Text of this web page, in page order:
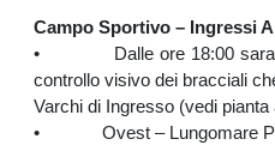
Campo Sportivo – Ingressi
• Dalle ore 18:00 saranno
controllo visivo dei bracciali
Varchi di Ingresso (vedi pianta
• Ovest – Lungomare